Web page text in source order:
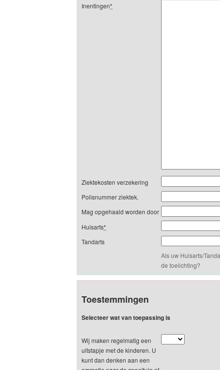
Inentingen*
Ziektekosten verzekering
Polisnummer ziektek.
Mag opgehaald worden door
Huisarts*
Tandarts
Als uw Huisarts/
de toelichting?
Toestemmingen
Selecteer wat van toepassing is
Wij maken regelmatig een
uitstapje met de kinderen. U
kunt dan denken aan een